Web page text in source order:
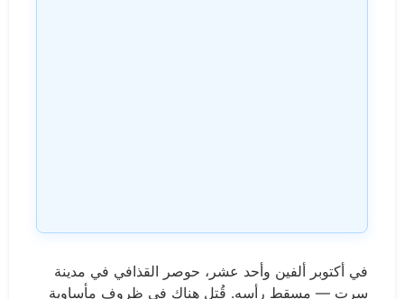
في أكتوبر ألفين وأحد عشر، حوصر القذافي في مدينة
سرت — مسقط رأسه. قُتل هناك في ظروف مأساوية